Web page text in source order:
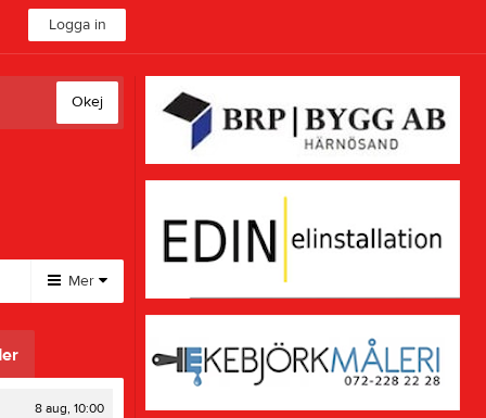
Logga in
Okej
Mer
Huvudmeny
Sponsorer
8 aug, 10:00